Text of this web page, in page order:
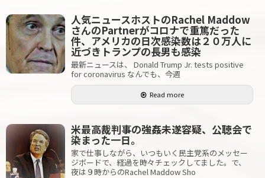
人気ニュースホストのRachel Maddow
さんのPartnerがコロナで重篤だった
件、アメリカの日次感染数は２０万人に
近づきトランプの長男も感染
最新ニュースは、 Donald Trump Jr. tests positive
for coronavirus なんでも、今週
Read more
米最高裁判事の強姦未遂容疑、公聴会で
染まった一日。
家で仕事しながら、いつもいく民主党系のメッセー
ジボードで、経過を時々チェックしてました。で、
夜は９時からのRachel Maddow Sho